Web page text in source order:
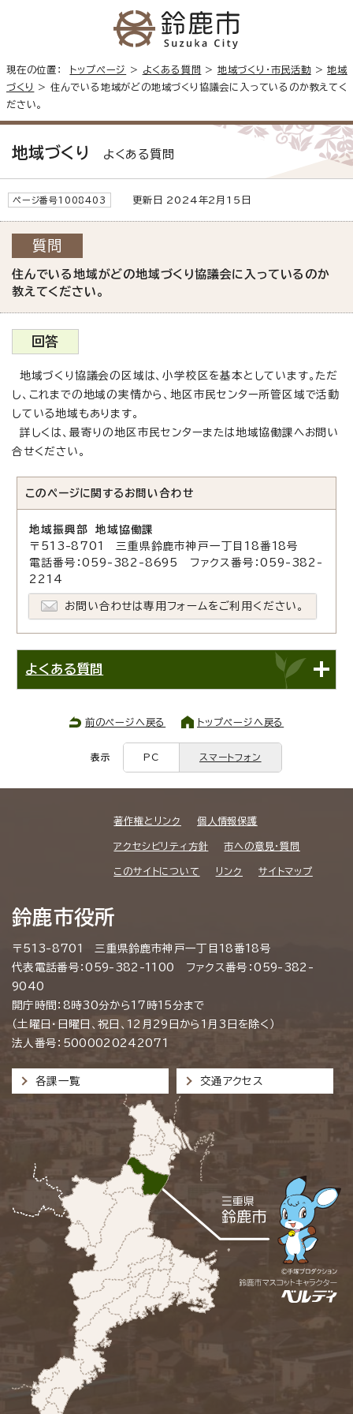
現在の位置： トップページ > よくある質問 > 地域づくり・市民活動>地域
づくり
> 住んでいる地域がどの地域づくり協議会に入っているのか教えてく
ださい。
地域づくり よくある質問
ページ番号1008403 更新日 2024年2月15日
質問
住んでいる地域がどの地域づくり協議会に入っているのか
教えてください。
回答
地域づくり協議会の区域は、小学校区を基本としています。ただ
し、これまでの地域の実情から、地区市民センター所管区域で活動
している地域もあります。
詳しくは、最寄りの地区市民センターまたは地域協働課へお問い
合せください。
このページに関する お問い合わせ
地域振興部 地域協働課
〒513-8701 三重県鈴鹿市神戸一丁目18番18号
電話番号：059-382-8695 ファクス番号：059-382-
2214
お問い合わせは専用フォームをご利用ください。
よくある質問
前のページへ戻る トップページへ戻る
表示 PC スマートフォン
著作権とリンク 個人情報保護
アクセシビリティ方針 市への意見・質問
このサイトについて リンク サイトマップ
鈴鹿市役所
〒513-8701 三重県鈴鹿市神戸一丁目18番18号
代表電話番号：059-382-1100 ファクス番号：059-382-
9040
開庁時間：8時30分から17時15分まで
（土曜日・日曜日、祝日、12月29日から1月3日を除く）
法人番号：5000020242071
各課一覧 交通アクセス